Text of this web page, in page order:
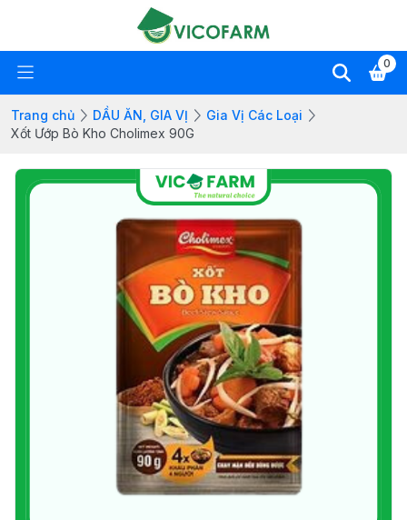
0
Trang chủ DẦU ĂN, GIA VỊ
Gia Vị Các Loại
Xốt Ướp Bò Kho Cholimex 90G